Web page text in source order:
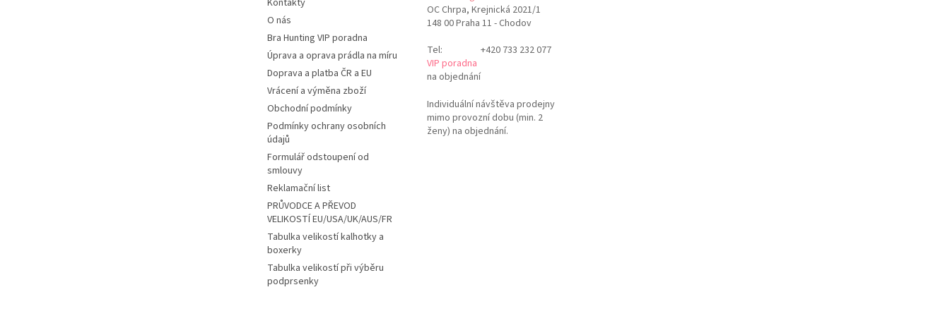
O nás
Bra Hunting VIP poradna
Úprava a oprava prádla na míru
Doprava a platba ČR a EU
Vrácení a výměna zboží
Obchodní podmínky
Podmínky ochrany osobních
údajů
Formulář odstoupení od
smlouvy
Reklamační list
PRŮVODCE A PŘEVOD
VELIKOSTÍ EU/USA/UK/AUS/FR
Tabulka velikostí kalhotky a
boxerky
Tabulka velikostí při výběru
podprsenky
OC Chrpa, Krejnická 2021/1
148 00 Praha 11 - Chodov
Tel:
+420 733 232 077
VIP poradna
na objednání
Individuální návštěva prodejny
mimo provozní dobu (min. 2
ženy) na objednání.